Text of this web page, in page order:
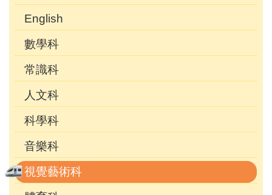
English
數學科
常識科
人文科
科學科
音樂科
視覺藝術科